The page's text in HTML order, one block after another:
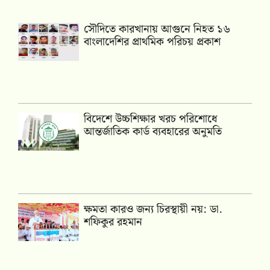
সৌদিতে কারখানায় আগুনে নিহত ১৬
বাংলাদেশির প্রাথমিক পরিচয় প্রকাশ
বিদেশে উচ্চশিক্ষার খরচ পরিশোধে
আন্তর্জাতিক কার্ড ব্যবহারের অনুমতি
ক্ষমতা কারও জন্য চিরস্থায়ী নয়: ডা.
শফিকুর রহমান